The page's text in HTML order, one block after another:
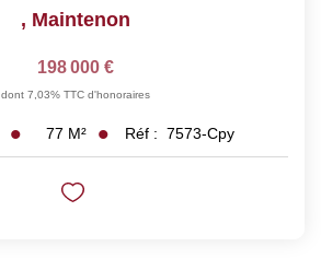
, Maintenon
198 000 €
dont 7,03% TTC d'honoraires
77 M² Réf : 7573-Cpy